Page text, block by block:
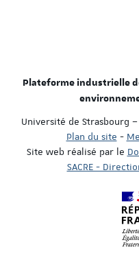
Plateforme industrielle
Université de Strasbourg
Plan du site -
Site web réalisé par le
SACRE -